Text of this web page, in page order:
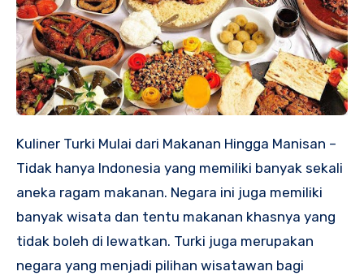
Kuliner Turki Mulai dari Makanan Hingga Manisan –
Tidak hanya Indonesia yang memiliki banyak sekali
aneka ragam makanan. Negara ini juga memiliki
banyak wisata dan tentu makanan khasnya yang
tidak boleh di lewatkan. Turki juga merupakan
negara yang menjadi pilihan wisatawan bagi